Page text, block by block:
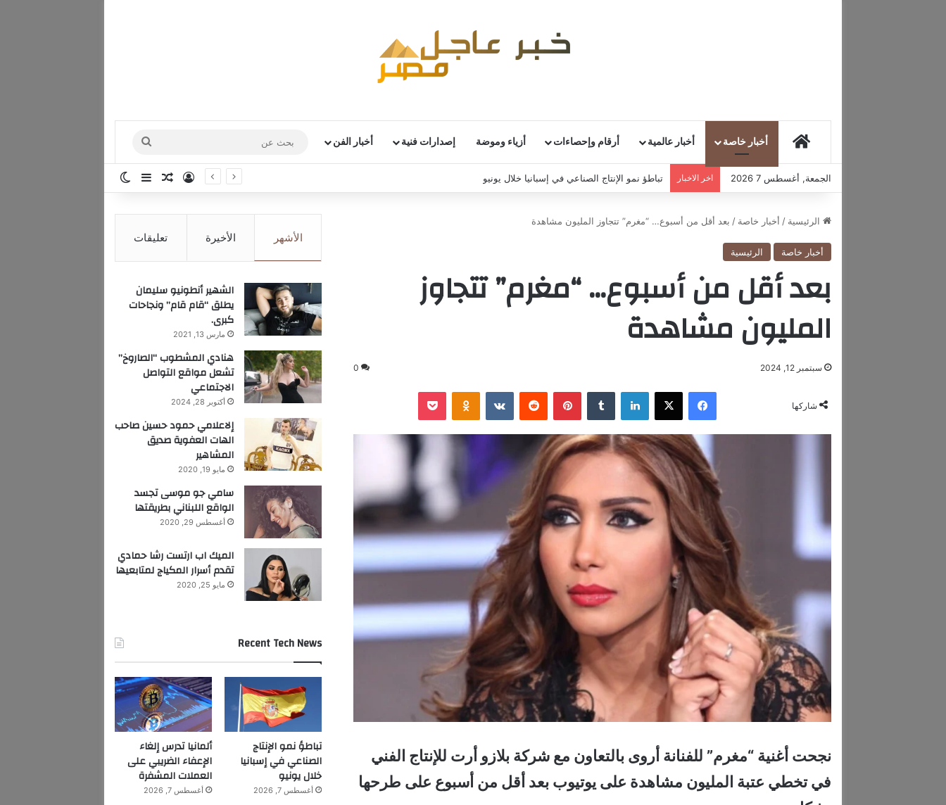
أخبار خاصة أخبار عالمية أرقام وإحصاءات أزياء وموضة إصدارات فنية أخبار الفن
عن
الجمعة, أغسطس 7 2026 اخر الاخبار تباطؤ نمو الإنتاج الصناعي في إسبانيا خلال يونيو تسجيل الدخول
مقال عشوائي
إضافة عمود جانبي
الرئيسية / أخبار خاصة / بعد أقل من أسبوع… “مغرم” تتجاوز المليون مشاهدة
أخبار خاصة الرئيسية
بعد أقل من أسبوع… “مغرم” تتجاوز
المليون مشاهدة
سبتمبر 12, 2024 0
شاركها
فيسبوك ‫X لينكدإن ‏Tumblr بينتيريست ‏Reddit
‏VKontakte
Odnoklassniki
‫Pocket
نجحت أغنية “مغرم” للفنانة أروى بالتعاون مع شركة بلازو أرت للإنتاج الفني
في تخطي عتبة المليون مشاهدة على يوتيوب بعد أقل من أسبوع على طرحها
الأشهر الأخيرة تعليقات
الشهير أنطونيو سليمان
يطلق “قام قام” ونجاحات
كبرى.
مارس 13, 2021
هنادي المشطوب “الصاروخ”
تشعل مواقع التواصل
الاجتماعي
أكتوبر 28, 2024
إلاعلامي حمود حسين صاحب
الهات العفوية صديق
المشاهير
مايو 19, 2020
سامي جو موسى تجسد
الواقع اللبناني بطريقتها
أغسطس 29, 2020
الميك اب ارتست رشا حمادي
تقدم أسرار المكياج لمتابعيها
مايو 25, 2020
Recent Tech News
تباطؤ نمو الإنتاج
الصناعي في إسبانيا
خلال يونيو
أغسطس 7, 2026
ألمانيا تدرس إلغاء
الإعفاء الضريبي على
العملات المشفرة
أغسطس 7, 2026